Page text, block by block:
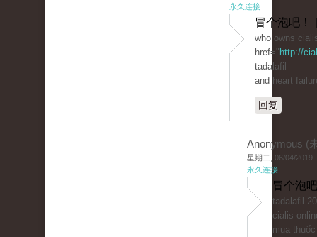
永久连接
冒个泡吧！
who owns
href=" http://
tadalafil
and heart
回复
Anonymous (
星期二, 06/04/2019
永久连接
冒个泡
tadalafil
cialis
mua thuốc